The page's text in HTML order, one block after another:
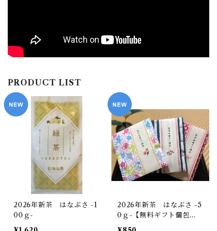
PRODUCT LIST
2026年新茶 はなぶさ -1
00ｇ-
2026年新茶 はなぶさ -5
0ｇ-【無料ギフト個包
装】